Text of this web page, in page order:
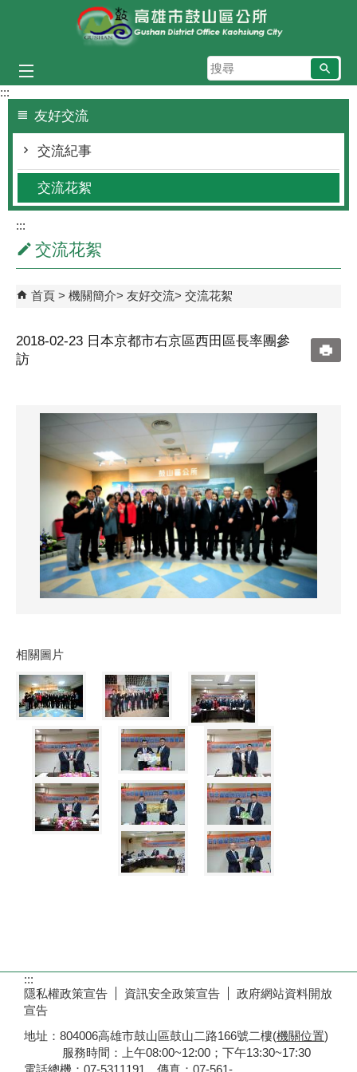
跳到主要內容區塊
搜
尋
:::
友好交流
交流紀事
交流花絮
:::
交流花絮
首頁 機關簡介 友好交流 交流花絮
2018-02-23 日本京都市右京區西田區長率團參
訪
相關圖片
:::
隱私權政策宣告
資訊安全政策宣告
政府網站資料開放
宣告
地址：804006高雄市鼓山區鼓山二路166號二樓(機關位置)
服務時間：上午08:00~12:00；下午13:30~17:30